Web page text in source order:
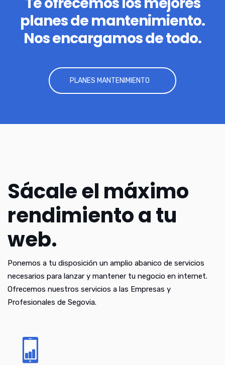
planes de mantenimiento.
Nos encargamos de todo.
PLANES MANTENIMIENTO
Sácale el máximo
rendimiento a tu
web.
Ponemos a tu disposición un amplio abanico de servicios
necesarios para lanzar y mantener tu negocio en internet.
Ofrecemos nuestros servicios a las Empresas y
Profesionales de Segovia.